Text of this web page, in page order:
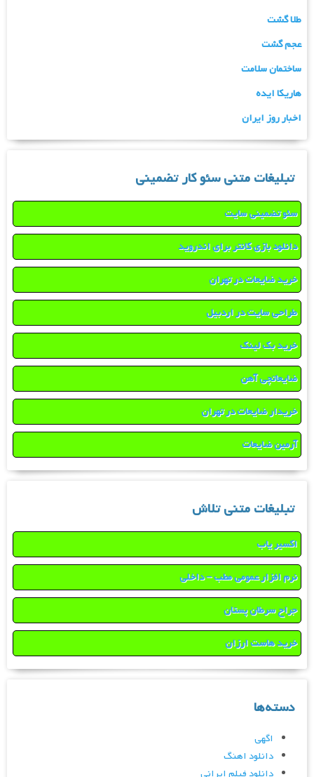
طلا گشت
عجم گشت
ساختمان سلامت
هاریکا ایده
اخبار روز ایران
تبلیغات متنی سئو کار تضمینی
سئو تضمینی سایت
دانلود بازی کانتر برای اندروید
خرید ضایعات در تهران
طراحی سایت در اردبیل
خرید بک لینک
ضایعاتچی آهن
خریدار ضایعات در تهران
آرمین ضایعات
تبلیغات متنی تلاش
اکسیر یاب
نرم افزار عمومی مطب – داخلی
جراح سرطان پستان
خرید هاست ارزان
دسته‌ها
اگهی
دانلود اهنگ